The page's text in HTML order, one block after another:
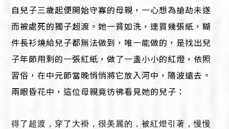
自兒子三歲起便開始守寡的母親，一心想為搶劫未遂
而被處死的獨子超渡。她一貧如洗，連買幾張紙，糊
件長衫燒給兒子都無法做到，唯一能做的，是找出兒
子年節用剩的一張紅紙，做了一盞小小的紅燈，依照
習俗，在中元節當晚悄悄將它放入河中，隨波遠去。
兩眼昏花中，這位母親竟彷彿看見她的兒子：
得了超渡，穿了大褂，很美麗的，被紅燈引著，慢慢